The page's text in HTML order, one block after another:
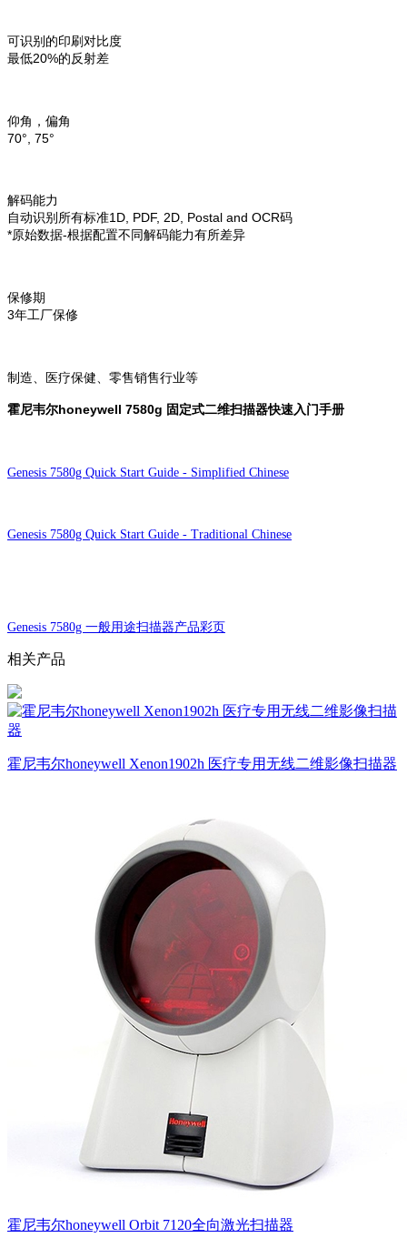
可识别的印刷对比度
最低20%的反射差
仰角，偏角
70°, 75°
解码能力
自动识别所有标准1D, PDF, 2D, Postal and OCR码
*原始数据-根据配置不同解码能力有所差异
保修期
3年工厂保修
制造、医疗保健、零售销售行业等
霍尼韦尔honeywell 7580g 固定式二维扫描器快速入门手册
Genesis 7580g Quick Start Guide - Simplified Chinese
Genesis 7580g Quick Start Guide - Traditional Chinese
Genesis 7580g 一般用途扫描器产品彩页
相关产品
霍尼韦尔honeywell Xenon1902h 医疗专用无线二维影像扫描器
霍尼韦尔honeywell Orbit 7120全向激光扫描器